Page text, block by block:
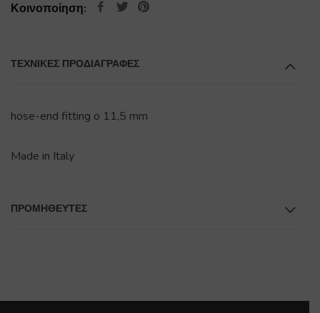
Κοινοποίηση:
ΤΕΧΝΙΚΕΣ ΠΡΟΔΙΑΓΡΑΦΕΣ
hose-end fitting o 11,5 mm
Made in Italy
ΠΡΟΜΗΘΕΥΤΕΣ